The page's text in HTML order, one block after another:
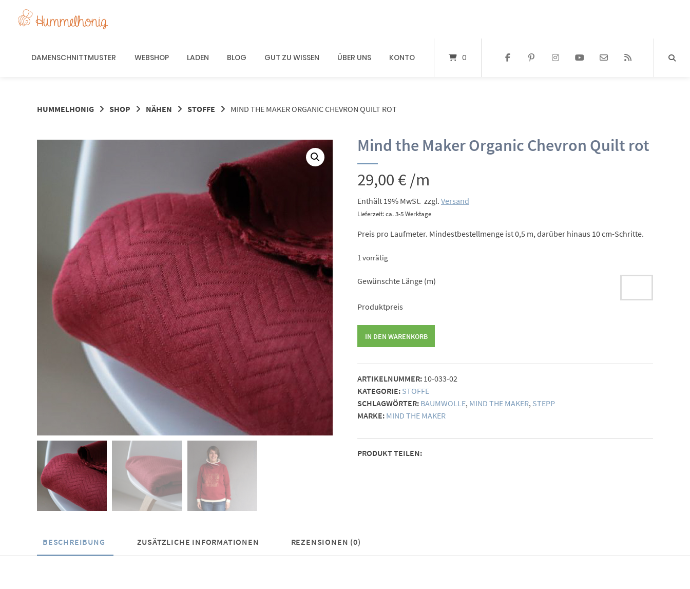
DAMENSCHNITTMUSTER WEBSHOP LADEN BLOG GUT ZU WISSEN ÜBER UNS KONTO 0
HUMMELHONIG SHOP NÄHEN STOFFE MIND THE MAKER ORGANIC CHEVRON QUILT ROT
Mind the Maker Organic Chevron Quilt rot
29,00€ /m
Enthält 19% MwSt. zzgl. Versand
Lieferzeit: ca. 3-5 Werktage
Preis pro Laufmeter. Mindestbestellmenge ist 0,5 m, darüber hinaus 10 cm-Schritte.
1 vorrätig
Gewünschte Länge (m)
Produktpreis
Chevron
Quilt
rot
Menge
IN DEN WARENKORB
ARTIKELNUMMER: 10-033-02
KATEGORIE: STOFFE
SCHLAGWÖRTER: BAUMWOLLE, MIND THE MAKER, STEPP
MARKE: MIND THE MAKER
PRODUKT TEILEN:
BESCHREIBUNG ZUSÄTZLICHE INFORMATIONEN REZENSIONEN (0)